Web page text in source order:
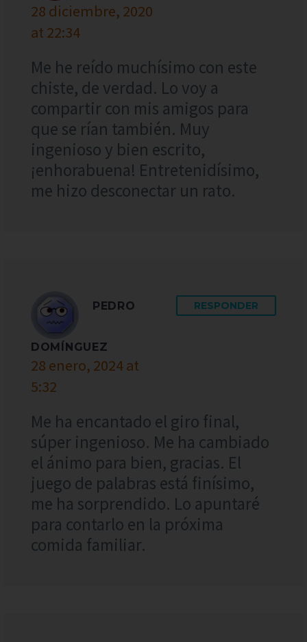
28 diciembre, 2020
at 22:34
Me he reído muchísimo con este
chiste, de verdad. Lo voy a
compartir con mis amigos para
que se rían también. Muy
ingenioso y bien escrito,
¡enhorabuena! Entretenidísimo,
me hizo desconectar un rato.
PEDRO
DOMÍNGUEZ
28 enero, 2024 at
5:32
RESPONDER
Me ha encantado el giro final,
súper ingenioso. Me ha cambiado
el ánimo para bien, gracias. El
juego de palabras está finísimo,
me ha sorprendido. Lo apuntaré
para contarlo en la próxima
comida familiar.